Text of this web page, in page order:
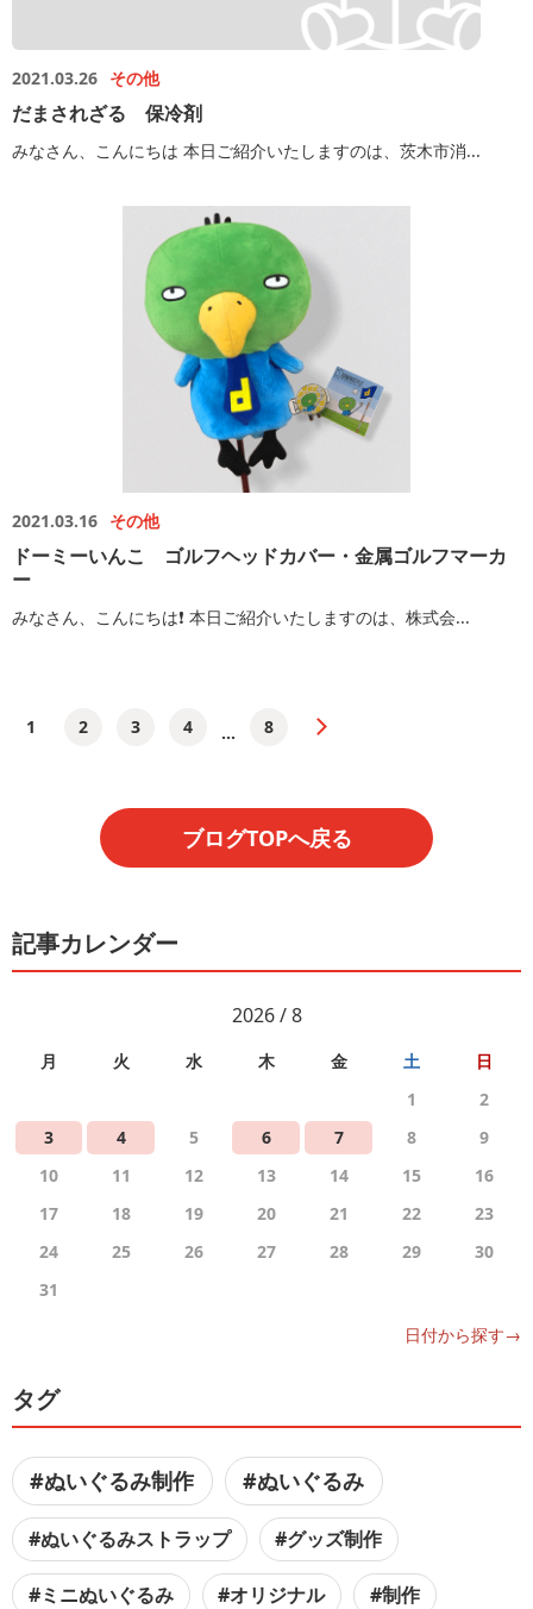
2021.03.26 その他
だまされざる 保冷剤
みなさん、こんにちは 本日ご紹介いたしますのは、茨木市消...
2021.03.16 その他
ドーミーいんこ ゴルフヘッドカバー・金属ゴルフマーカ
ー
みなさん、こんにちは❗️ 本日ご紹介いたしますのは、株式会...
1 2 3 4 ... 8
ブログTOPへ戻る
記事カレンダー
2026 / 8
月 火 水 木 金 土
日
1
2
3
4 5 6 7 8
9
10
11 12 13 14 15
16
17
18 19 20 21 22
23
24
25 26 27 28 29
30
31
日付から探す→
タグ
#ぬいぐるみ制作 #ぬいぐるみ
#ぬいぐるみストラップ #グッズ制作
#ミニぬいぐるみ #オリジナル #制作